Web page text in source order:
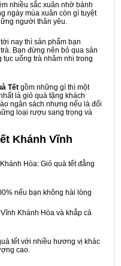
nhiều sắc xuân nhờ bánh
ngày mùa xuân còn gì tuyệt
người thân yêu.
nay thì sản phẩm bạn
Bạn đừng nên bỏ qua sản
uống trà nhâm nhi trong
Tết gồm những gì thì một
là giỏ quà tặng khách
ngân sách nhưng nếu là đối
loại rượu sang trọng và
Khánh Vĩnh
Hòa: Giỏ quà tết đẳng
nếu bạn không hài lòng
Khánh Hòa và khắp cả
tết với nhiều hương vị khác
cao.